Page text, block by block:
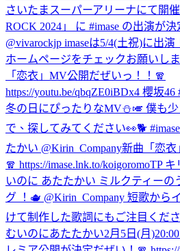
さいたまスーパーアリーナにて開
ROCK 2024」 に #imase の出演が
@vivarockjp imaseは5/4(土祝)に出
ホームページをチェックお願いし
「恋衣」MV公開だぜいっ！！🧣
https://youtu.be/qbqZE0iBDx4 櫻坂
冬の日にぴったりなMV⛄️🎺 僕も
で、探してみてください👀🐕
たかい @Kirin_Company新曲「恋衣
🧣 https://imase.lnk.to/koigoromoTP
いのに あたたかい ミルクティーの
グ ！🫖 @Kirin_Company 短歌から
けて制作した歌詞にもご注目くだ
むいのにあたたかい2月5日(月